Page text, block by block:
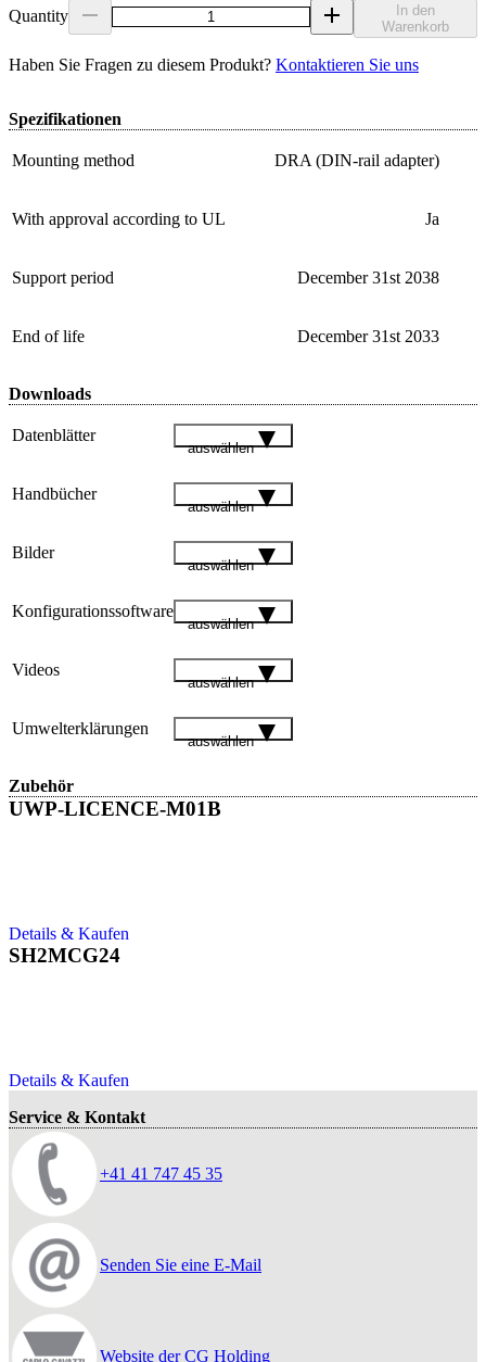
Quantity
In den
Warenkorb
Haben Sie Fragen zu diesem Produkt? Kontaktieren Sie uns
Spezifikationen
Mounting method DRA (DIN-rail adapter)
With approval according to UL Ja
Support period December 31st 2038
End of life December 31st 2033
Downloads
Datenblätter
auswählen
Handbücher
auswählen
Bilder
auswählen
Konfigurationssoftware
auswählen
Videos
auswählen
Umwelterklärungen
auswählen
Zubehör
UWP-LICENCE-M01B
Details & Kaufen
SH2MCG24
Details & Kaufen
Service & Kontakt
+41 41 747 45 35
Senden Sie eine E-Mail
Website der CG Holding